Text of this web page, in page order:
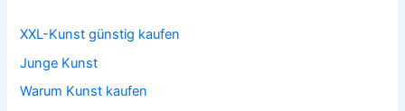
XXL-Kunst günstig kaufen
Junge Kunst
Warum Kunst kaufen